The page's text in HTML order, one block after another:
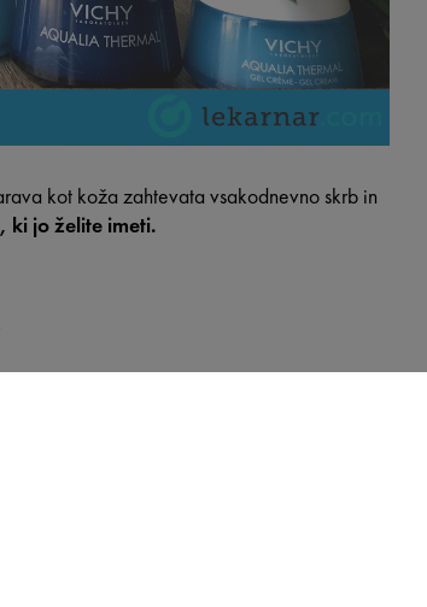
kot koža zahtevata vsakodnevno skrb in
ki jo želite imeti.